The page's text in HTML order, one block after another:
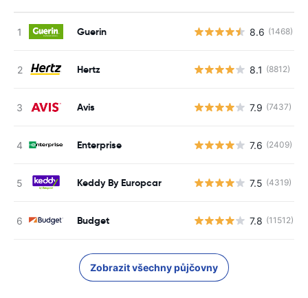
Guerin 8.6 (1468)
Hertz 8.1 (8812)
Avis 7.9 (7437)
Enterprise 7.6 (2409)
Keddy By Europcar 7.5 (4319)
Budget 7.8 (11512)
Zobrazit všechny půjčovny